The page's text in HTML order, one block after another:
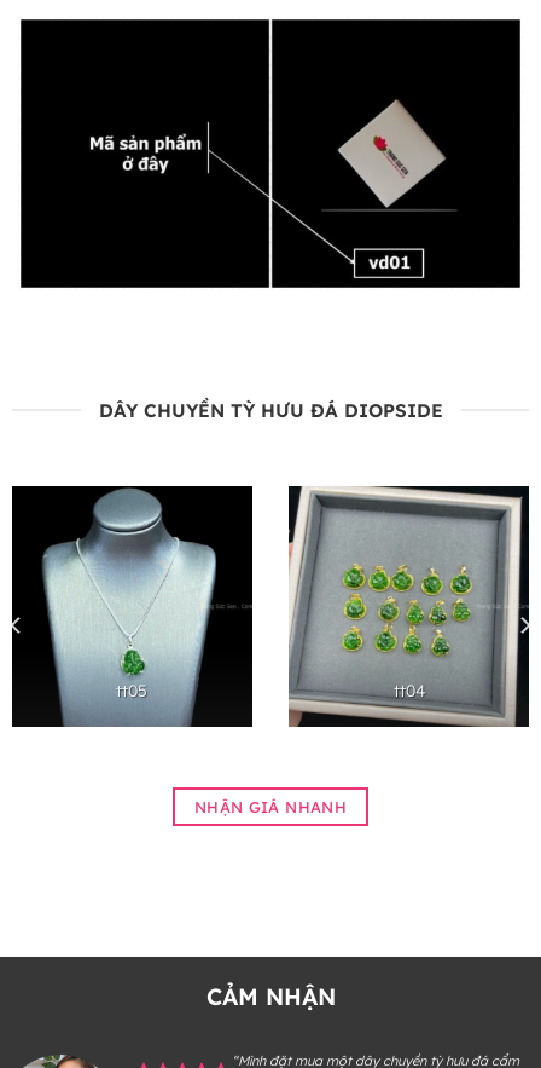
DÂY CHUYỀN TỲ HƯU ĐÁ DIOPSIDE
tt05 tt04
NHẬN GIÁ NHANH
CẢM NHẬN
“Mình đặt mua một dây chuyền tỳ hưu đá cẩm